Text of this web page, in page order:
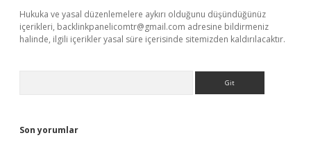
Hukuka ve yasal düzenlemelere aykırı olduğunu düşündüğünüz
içerikleri, backlinkpanelicomtr@gmail.com adresine bildirmeniz
halinde, ilgili içerikler yasal süre içerisinde sitemizden kaldırılacaktır.
Son yorumlar